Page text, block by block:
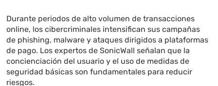
Durante periodos de alto volumen de transacciones
online, los cibercriminales intensifican sus campañas
de phishing, malware y ataques dirigidos a plataformas
de pago. Los expertos de SonicWall señalan que la
concienciación del usuario y el uso de medidas de
seguridad básicas son fundamentales para reducir
riesgos.